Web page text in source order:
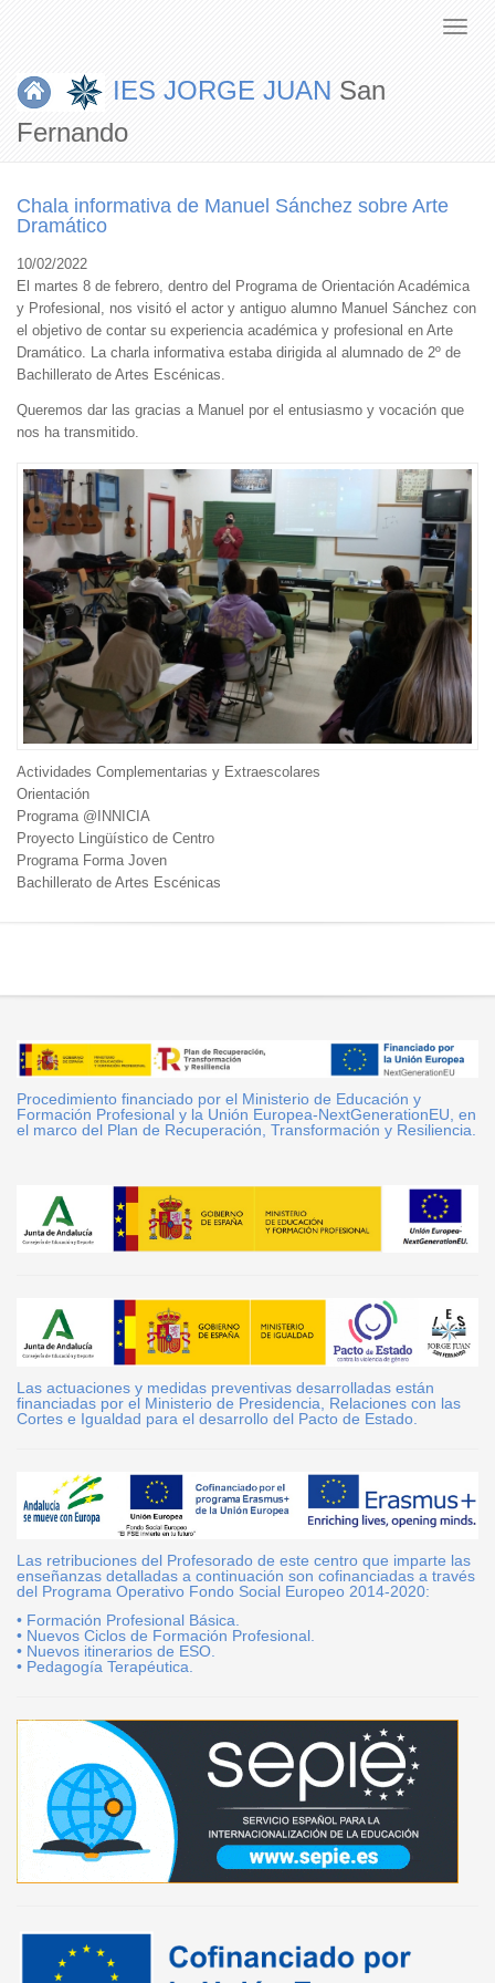
IES JORGE JUAN San
Fernando
Chala informativa de Manuel Sánchez sobre Arte
Dramático
10/02/2022
El martes 8 de febrero, dentro del Programa de Orientación Académica
y Profesional, nos visitó el actor y antiguo alumno Manuel Sánchez con
el objetivo de contar su experiencia académica y profesional en Arte
Dramático. La charla informativa estaba dirigida al alumnado de 2º de
Bachillerato de Artes Escénicas.
Queremos dar las gracias a Manuel por el entusiasmo y vocación que
nos ha transmitido.
Actividades Complementarias y Extraescolares
Orientación
Programa @INNICIA
Proyecto Lingüístico de Centro
Programa Forma Joven
Bachillerato de Artes Escénicas
Procedimiento financiado por el Ministerio de Educación y
Formación Profesional y la Unión Europea-NextGenerationEU, en
el marco del Plan de Recuperación, Transformación y Resiliencia.
Las actuaciones y medidas preventivas desarrolladas están
financiadas por el Ministerio de Presidencia, Relaciones con las
Cortes e Igualdad para el desarrollo del Pacto de Estado.
Las retribuciones del Profesorado de este centro que imparte las
enseñanzas detalladas a continuación son cofinanciadas a través
del Programa Operativo Fondo Social Europeo 2014-2020:
• Formación Profesional Básica.
• Nuevos Ciclos de Formación Profesional.
• Nuevos itinerarios de ESO.
• Pedagogía Terapéutica.